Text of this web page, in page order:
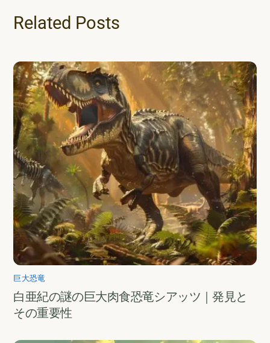
Related Posts
巨大恐竜
白亜紀の謎の巨大肉食恐竜シアッツ｜発見と
その重要性